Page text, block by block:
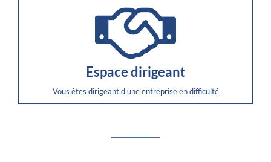
Espace dirigeant
Vous êtes dirigeant d'une entreprise en difficulté